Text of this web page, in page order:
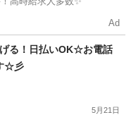
Ad
げる！日払いOK☆お電話
☆彡
5月21日